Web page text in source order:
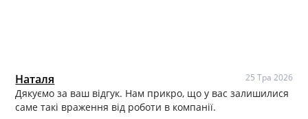
Наталя 25 Тра 2026
Дякуємо за ваш відгук. Нам прикро, що у вас залишилися
саме такі враження від роботи в компанії.